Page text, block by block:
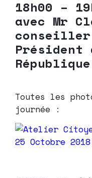
18h00 –
avec Mr
conseiller
Président
Toutes les
journée :